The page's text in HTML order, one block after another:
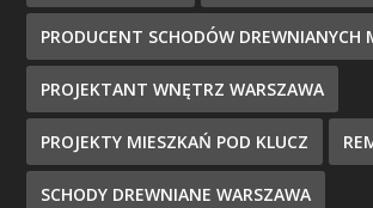
PRODUCENT SCHODÓW DREWNIANYCH
PROJEKTANT WNĘTRZ WARSZAWA
PROJEKTY MIESZKAŃ POD KLUCZ
SCHODY DREWNIANE WARSZAWA